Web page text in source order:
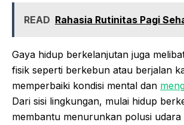
READ Rahasia Rutinitas Pagi
Gaya hidup berkelanjutan juga
fisik seperti berkebun atau berjalan
memperbaiki kondisi mental dan
Dari sisi lingkungan, mulai hidup
membantu menurunkan polusi udara